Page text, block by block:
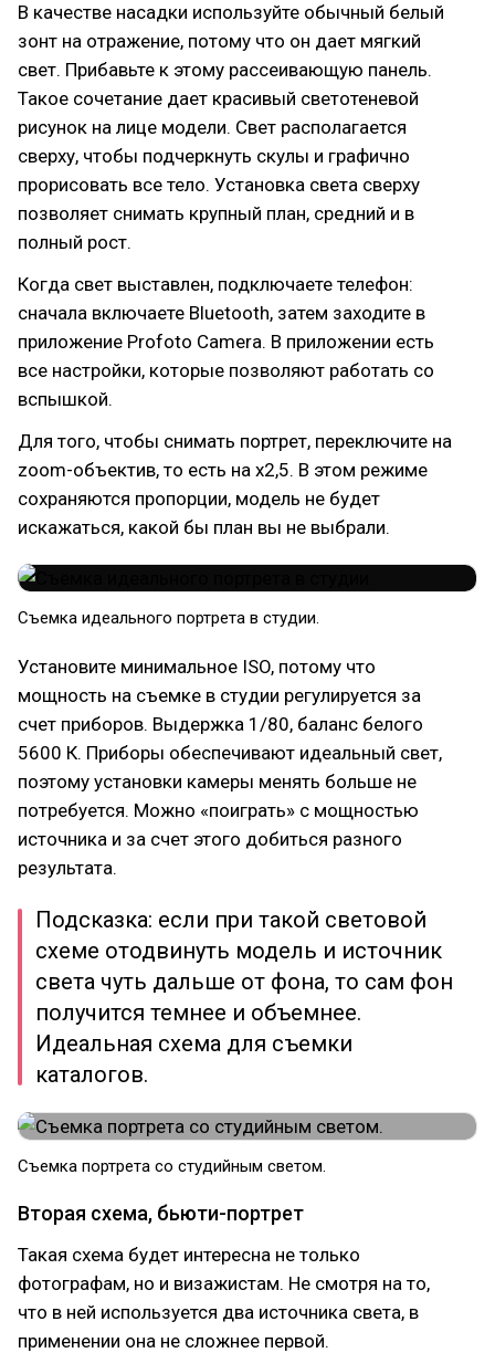
В качестве насадки используйте обычный белый
зонт на отражение, потому что он дает мягкий
свет. Прибавьте к этому рассеивающую панель.
Такое сочетание дает красивый светотеневой
рисунок на лице модели. Свет располагается
сверху, чтобы подчеркнуть скулы и графично
прорисовать все тело. Установка света сверху
позволяет снимать крупный план, средний и в
полный рост.
Когда свет выставлен, подключаете телефон:
сначала включаете Bluetooth, затем заходите в
приложение Profoto Camera. В приложении есть
все настройки, которые позволяют работать со
вспышкой.
Для того, чтобы снимать портрет, переключите на
zoom-объектив, то есть на х2,5. В этом режиме
сохраняются пропорции, модель не будет
искажаться, какой бы план вы не выбрали.
Съемка идеального портрета в студии.
Установите минимальное ISO, потому что
мощность на съемке в студии регулируется за
счет приборов. Выдержка 1/80, баланс белого
5600 К. Приборы обеспечивают идеальный свет,
поэтому установки камеры менять больше не
потребуется. Можно «поиграть» с мощностью
источника и за счет этого добиться разного
результата.
Подсказка: если при такой световой
схеме отодвинуть модель и источник
света чуть дальше от фона, то сам фон
получится темнее и объемнее.
Идеальная схема для съемки
каталогов.
Съемка портрета со студийным светом.
Вторая схема, бьюти-портрет
Такая схема будет интересна не только
фотографам, но и визажистам. Не смотря на то,
что в ней используется два источника света, в
применении она не сложнее первой.